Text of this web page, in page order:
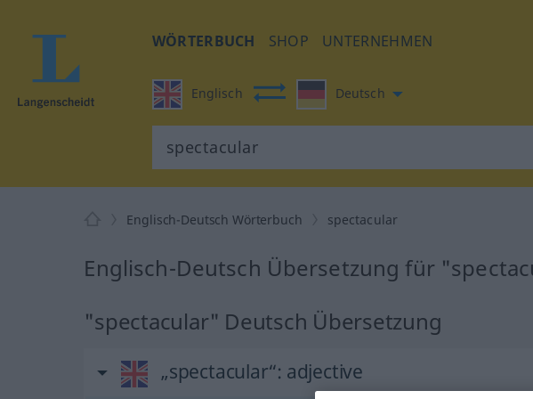
WÖRTERBUCH SHOP UNTERNEHMEN
Englisch Deutsch
Englisch-Deutsch Wörterbuch spectacular
Englisch-Deutsch Übersetzung für
"spectacular" Deutsch Übersetzung
„spectacular“: adjective